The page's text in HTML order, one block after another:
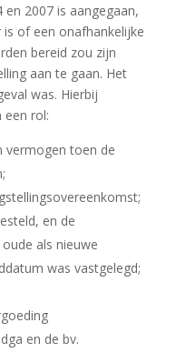
2007 is aangegaan,
of een onafhankelijke
bereid zou zijn
aan te gaan. Het
was. Hierbij
een rol:
vermogen toen de
en de
als nieuwe
was vastgelegd;
en de bv.